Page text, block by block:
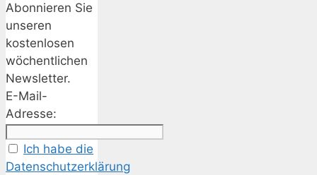
Abonnieren Sie
unseren
kostenlosen
wöchentlichen
Newsletter.
E-Mail-
Adresse:
Ich habe die
Datenschutzerklärung